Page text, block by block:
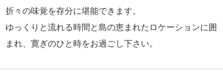
折々の味覚を存分に堪能できます。
ゆっくりと流れる時間と島の恵まれたロケーションに囲
まれ、寛ぎのひと時をお過ごし下さい。